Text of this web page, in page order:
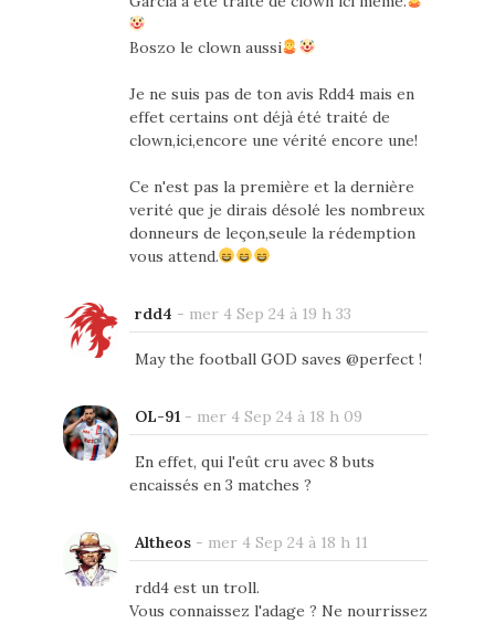
Boszo le clown aussi
Je ne suis pas de ton avis Rdd4 mais en
effet certains ont déjà été traité de
clown,ici,encore une vérité encore une!
Ce n'est pas la première et la dernière
verité que je dirais désolé les nombreux
donneurs de leçon,seule la rédemption
vous attend.
rdd4 - mer 4 Sep 24 à 19 h 33
May the football GOD saves @perfect !
OL-91- mer 4 Sep 24 à 18 h 09
En effet, qui l'eût cru avec 8 buts
encaissés en 3 matches ?
Altheos- mer 4 Sep 24 à 18 h 11
rdd4 est un troll.
Vous connaissez l'adage ? Ne nourrissez